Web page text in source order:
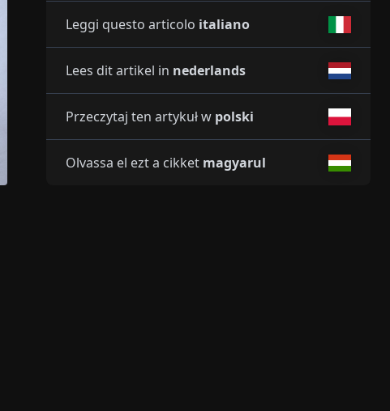
Leggi questo articolo italiano
Lees dit artikel in nederlands
Przeczytaj ten artykuł w polski
Olvassa el ezt a cikket magyarul